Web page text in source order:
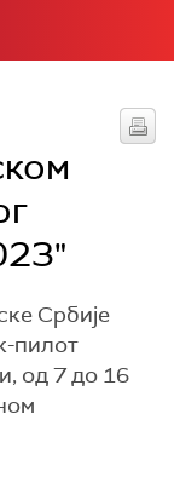
Србије
пилот
од 7 до 16